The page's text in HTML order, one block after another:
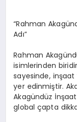
“Rahman
Adı”
Rahman
isimlerinden
sayesinde,
yer edinmiştir.
Akagündüz
global çapta